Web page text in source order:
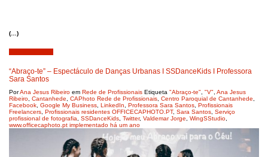
(…)
“Abraço-te” – Espectáculo de Danças Urbanas I SSDanceKids I Professora
Sara Santos
PorAna Jesus Ribeiro em Rede de Profissionais Etiqueta "Abraço-te" "V" Ana Jesus
Ribeiro Cantanhede CAPhoto Rede de Profissionais Centro Paroquial de Cantanhede
Facebook Google My Business LinkedIn Professora Sara Santos Profissionais
Freelancers Profissionais residentes OFFICECAPHOTO.PT, Sara Santos Serviço
profissional de fotografia
SSDanceKids Twitter, Valdemar Jorge WingSStudio
www.officecaphoto.pt implementado há um ano